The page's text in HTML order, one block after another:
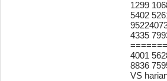
1299
5402
4335
4001
8836
VS